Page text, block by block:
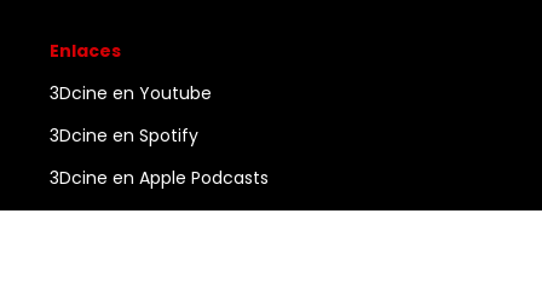
Enlaces
3Dcine en Youtube
3Dcine en Spotify
3Dcine en Apple Podcasts